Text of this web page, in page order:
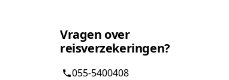
Vragen over
reisverzekeringen?
055-5400408